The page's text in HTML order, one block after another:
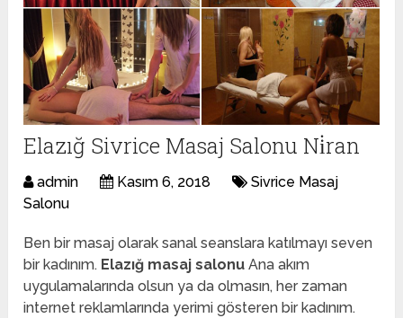
Elazığ Sivrice Masaj Salonu Ni̇ran
admin Kasım 6, 2018
Sivrice Masaj
Salonu
Ben bir masaj olarak sanal seanslara katılmayı seven
bir kadınım. Elazığ masaj salonu Ana akım
uygulamalarında olsun ya da olmasın, her zaman
internet reklamlarında yerimi gösteren bir kadınım.